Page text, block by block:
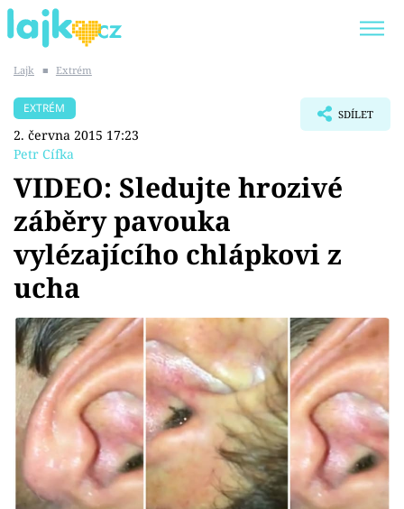
SHOPAHOLICADEL
Témata
Showbyznys
Youtubeři
Virály
Sex a vztahy
Videa
Sledujte prima+
Lajk ■ Extrém
EXTRÉM
2. června 2015 17:23
Petr Cífka
SDÍLET
VIDEO: Sledujte hrozivé
záběry pavouka
vylézajícího chlápkovi z
ucha